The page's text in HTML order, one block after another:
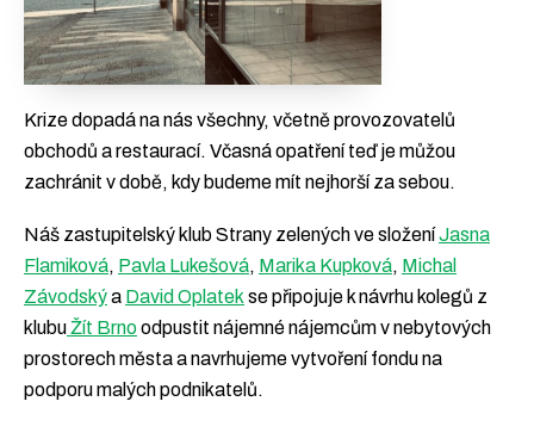
Krize dopadá na nás všechny, včetně provozovatelů
obchodů a restaurací. Včasná opatření teď je můžou
zachránit v době, kdy budeme mít nejhorší za sebou.
Náš zastupitelský klub Strany zelených ve složeníJasna
Flamiková, Pavla Lukešová, Marika Kupková, Michal
Závodskýa David Oplatek se připojuje k návrhu kolegů z
klubu Žít Brnoodpustit nájemné nájemcům v nebytových
prostorech města a navrhujeme vytvoření fondu na
podporu malých podnikatelů.